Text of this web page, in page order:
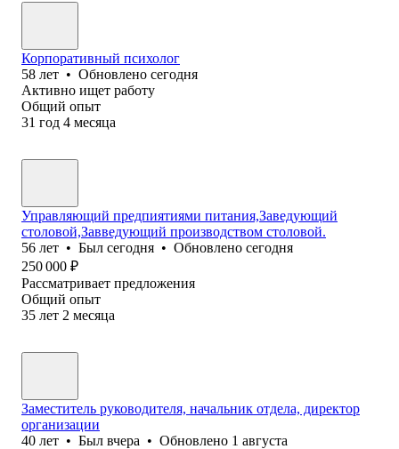
Корпоративный психолог
58 лет • Обновлено сегодня
Активно ищет работу
Общий опыт
31 год 4 месяца
Управляющий предпиятиями питания,Заведующий
столовой,Завведующий производством столовой.
56 лет • Был сегодня • Обновлено сегодня
250 000 ₽
Рассматривает предложения
Общий опыт
35 лет 2 месяца
Заместитель руководителя, начальник отдела, директор
организации
40 лет • Был вчера • Обновлено 1 августа